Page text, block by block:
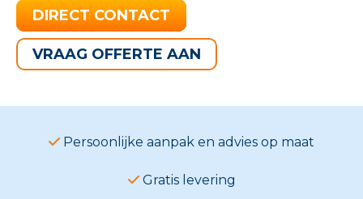
DIRECT CONTACT
VRAAG OFFERTE AAN
Persoonlijke aanpak en advies op maat
Gratis levering